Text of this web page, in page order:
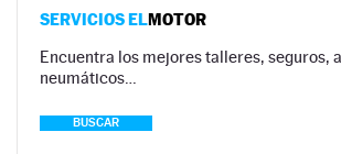
SERVICIOS ELMOTOR
Encuentra los mejores talleres, seguros,
neumáticos…
BUSCAR